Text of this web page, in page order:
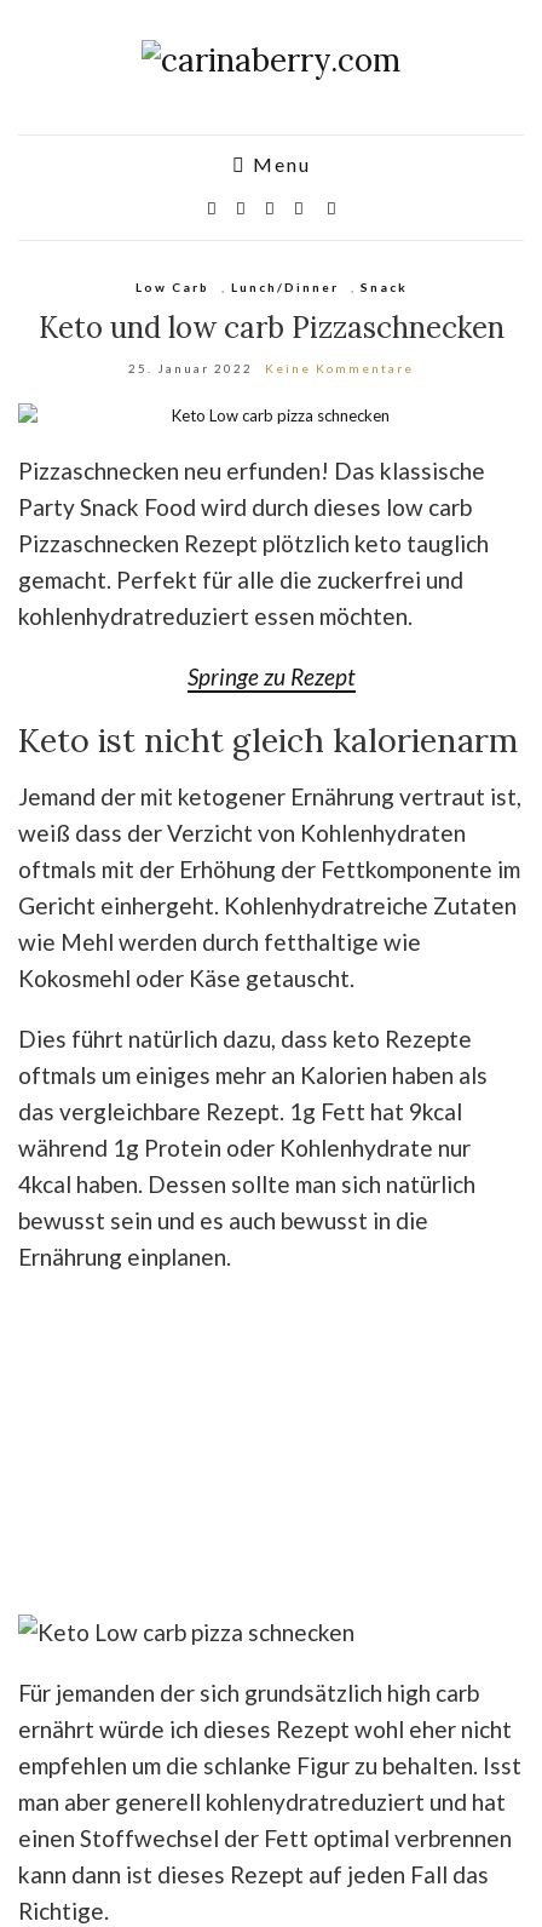
Menu
Low Carb Lunch/Dinner Snack
Keto und low carb Pizzaschnecken
25. Januar 2022 Keine Kommentare
Pizzaschnecken neu erfunden! Das klassische
Party Snack Food wird durch dieses low carb
Pizzaschnecken Rezept plötzlich keto tauglich
gemacht. Perfekt für alle die zuckerfrei und
kohlenhydratreduziert essen möchten.
Springe zu Rezept
Keto ist nicht gleich kalorienarm
Jemand der mit ketogener Ernährung vertraut ist,
weiß dass der Verzicht von Kohlenhydraten
oftmals mit der Erhöhung der Fettkomponente im
Gericht einhergeht. Kohlenhydratreiche Zutaten
wie Mehl werden durch fetthaltige wie
Kokosmehl oder Käse getauscht.
Dies führt natürlich dazu, dass keto Rezepte
oftmals um einiges mehr an Kalorien haben als
das vergleichbare Rezept. 1g Fett hat 9kcal
während 1g Protein oder Kohlenhydrate nur
4kcal haben. Dessen sollte man sich natürlich
bewusst sein und es auch bewusst in die
Ernährung einplanen.
Für jemanden der sich grundsätzlich high carb
ernährt würde ich dieses Rezept wohl eher nicht
empfehlen um die schlanke Figur zu behalten. Isst
man aber generell kohlenydratreduziert und hat
einen Stoffwechsel der Fett optimal verbrennen
kann dann ist dieses Rezept auf jeden Fall das
Richtige.